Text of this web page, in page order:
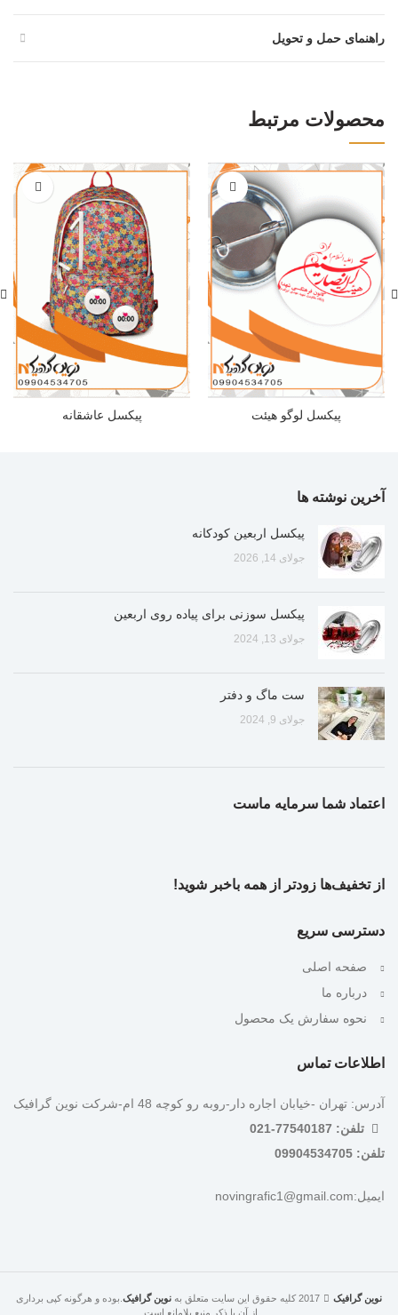
راهنمای حمل و تحویل
محصولات مرتبط
پیکسل لوگو هیئت پیکسل عاشقانه
آخرین نوشته ها
پیکسل اربعین کودکانه
جولای 14, 2026
پیکسل سوزنی برای پیاده روی اربعین
جولای 13, 2024
ست ماگ و دفتر
جولای 9, 2024
اعتماد شما سرمایه ماست
از تخفیف‌ها زودتر از همه باخبر شوید!
دسترسی سریع
صفحه اصلی
درباره ما
نحوه سفارش یک محصول
اطلاعات تماس
آدرس: تهران -خیابان اجاره دار-روبه رو کوچه 48 ام-شرکت نوین گرافیک
تلفن: 77540187-021
تلفن: 09904534705
ایمیل:novingrafic1@gmail.com
نوین گرافیک نوین گرافیک .بوده و هرگونه کپی برداری
از آن با ذکر منبع بلامانع است.